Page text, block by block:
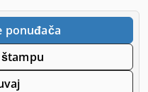
ponuđača